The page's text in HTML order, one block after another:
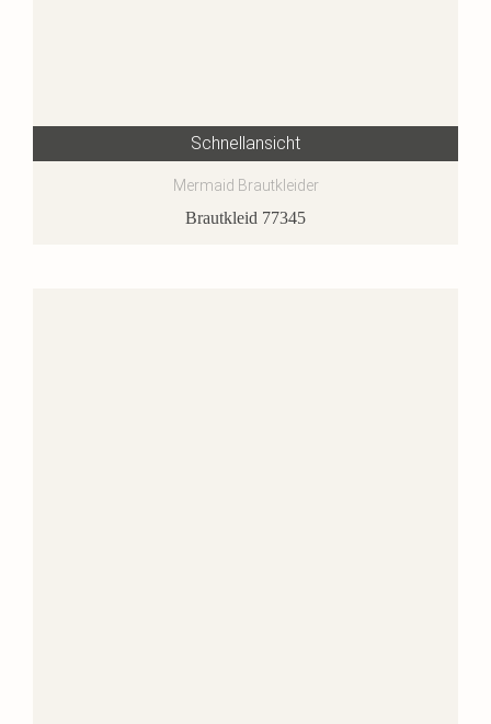
Schnellansicht
Mermaid Brautkleider
Brautkleid 77345